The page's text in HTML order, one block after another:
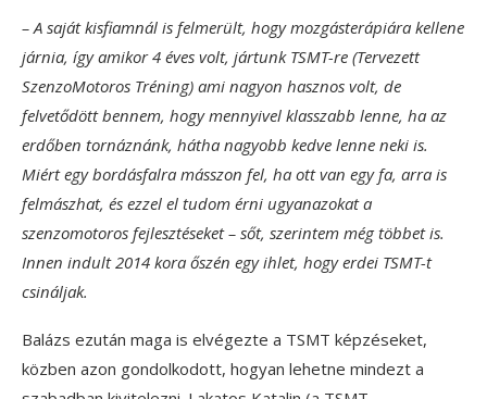
– A saját kisfiamnál is felmerült, hogy mozgásterápiára kellene
járnia, így amikor 4 éves volt, jártunk TSMT-re (Tervezett
SzenzoMotoros Tréning) ami nagyon hasznos volt, de
felvetődött bennem, hogy mennyivel klasszabb lenne, ha az
erdőben tornáznánk, hátha nagyobb kedve lenne neki is.
Miért egy bordásfalra másszon fel, ha ott van egy fa, arra is
felmászhat, és ezzel el tudom érni ugyanazokat a
szenzomotoros fejlesztéseket – sőt, szerintem még többet is.
Innen indult 2014 kora őszén egy ihlet, hogy erdei TSMT-t
csináljak.
Balázs ezután maga is elvégezte a TSMT képzéseket,
közben azon gondolkodott, hogyan lehetne mindezt a